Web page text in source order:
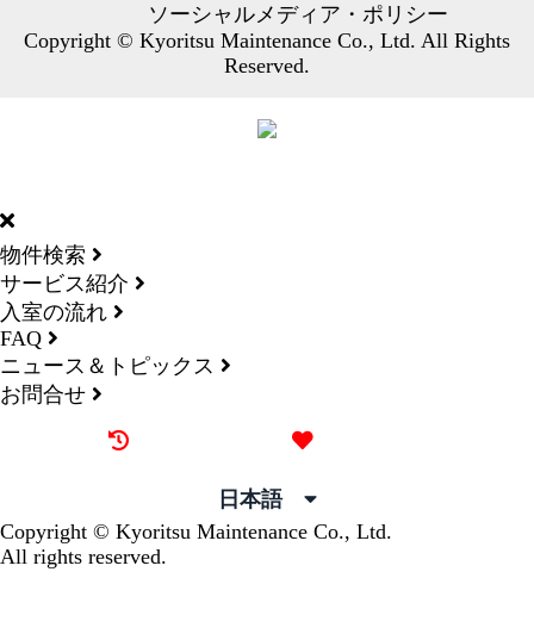
ソーシャルメディア・ポリシー
Copyright © Kyoritsu Maintenance Co., Ltd. All Rights
Reserved.
物件検索
サービス紹介
入室の流れ
FAQ
ニュース＆トピックス
お問合せ
日本語
Copyright © Kyoritsu Maintenance Co., Ltd.
All rights reserved.